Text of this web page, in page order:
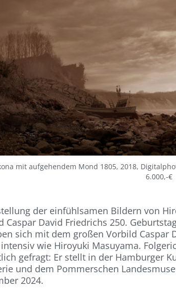
mit aufgehendem Mond 1805, 2018,
6.000,-€
der einfühlsamen Bildern von
Caspar David Friedrichs 250.
sich mit dem großen Vorbild Caspar
wie Hiroyuki Masuyama.
gefragt: Er stellt in der Hamburger
und dem Pommerschen
2024.